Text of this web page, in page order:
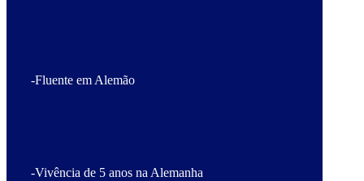
-Fluente em Alemão
-Vivência de 5 anos na Alemanha